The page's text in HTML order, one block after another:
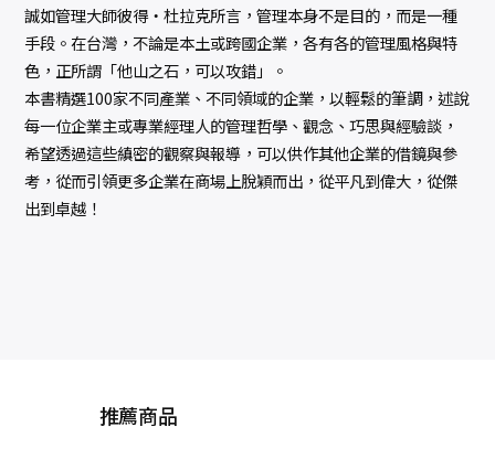
誠如管理大師彼得‧杜拉克所言，管理本身不是目的，而是一種
手段。在台灣，不論是本土或跨國企業，各有各的管理風格與特
色，正所謂「他山之石，可以攻錯」。
本書精選100家不同產業、不同領域的企業，以輕鬆的筆調，述說
每一位企業主或專業經理人的管理哲學、觀念、巧思與經驗談，
希望透過這些縝密的觀察與報導，可以供作其他企業的借鏡與參
考，從而引領更多企業在商場上脫穎而出，從平凡到偉大，從傑
出到卓越！
推薦商品